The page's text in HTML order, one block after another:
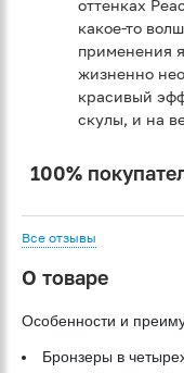
оттенках
какое-то
применения
жизненно
красивый
скулы, и на
100%
Все отзывы
О товаре
Особенности и
Бронзеры в